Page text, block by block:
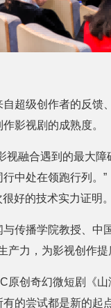
自超级创作者的反馈
影视剧的成熟度。
视融合遇到的最大
中处在领跑行列。
好的技术实力证明。
与传播学院教授、中
产力，为影视创作提
原创奇幻微短剧《
的尝试都是新的起